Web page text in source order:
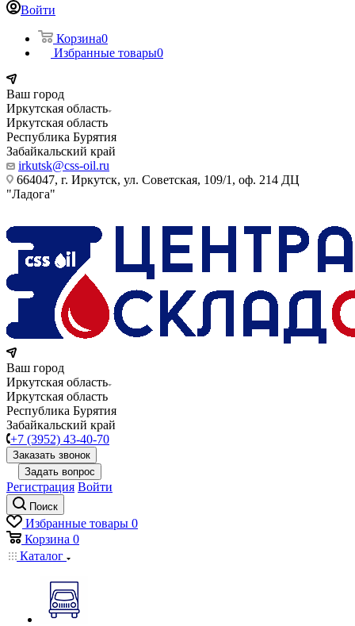
Войти
Корзина0
Избранные товары0
Ваш город
Иркутская область
Иркутская область
Республика Бурятия
Забайкальский край
irkutsk@css-oil.ru
664047, г. Иркутск, ул. Советская, 109/1, оф. 214 ДЦ
"Ладога"
Ваш город
Иркутская область
Иркутская область
Республика Бурятия
Забайкальский край
+7 (3952) 43-40-70
Заказать звонок
Задать вопрос
Регистрация Войти
Поиск
Избранные товары 0
Корзина 0
Каталог